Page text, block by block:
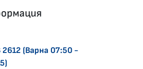
(Варна 07:50 -